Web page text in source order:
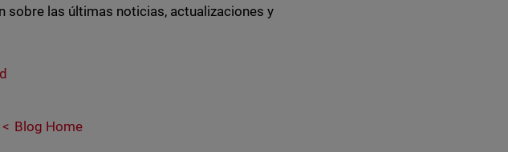
las últimas noticias, actualizaciones y
Blog Home